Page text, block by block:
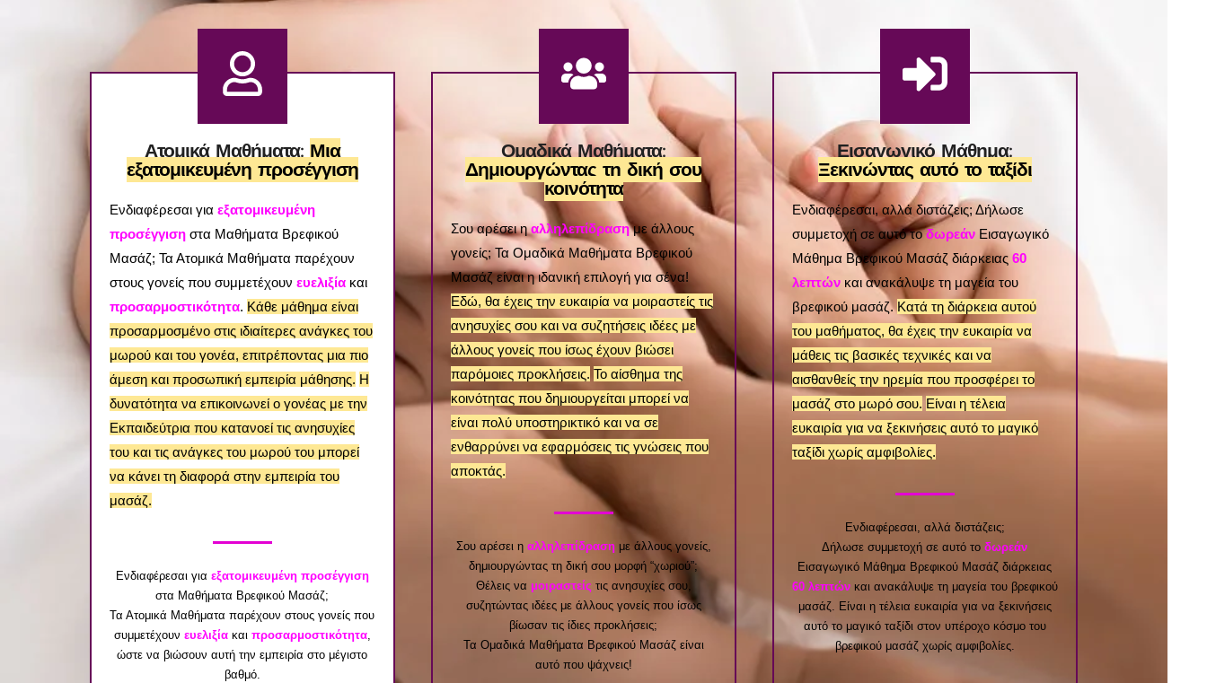
Ατομικά Μαθήματα:Μια
εξατομικευμένη προσέγγιση
Ενδιαφέρεσαι για εξατομικευμένη
προσέγγιση στα Μαθήματα Βρεφικού
Μασάζ; Τα Ατομικά Μαθήματα παρέχουν
στους γονείς που συμμετέχουν ευελιξία και
προσαρμοστικότητα. Κάθε μάθημα είναι
προσαρμοσμένο στις ιδιαίτερες ανάγκες του
μωρού και του γονέα, επιτρέποντας μια πιο
άμεση και προσωπική εμπειρία μάθησης. Η
δυνατότητα να επικοινωνεί ο γονέας με την
Εκπαιδεύτρια που κατανοεί τις ανησυχίες
του και τις ανάγκες του μωρού του μπορεί
να κάνει τη διαφορά στην εμπειρία του
μασάζ.
Ενδιαφέρεσαι για εξατομικευμένη προσέγγιση
στα Μαθήματα Βρεφικού Μασάζ;
Τα Ατομικά Μαθήματα παρέχουν στους γονείς που
συμμετέχουν ευελιξίακαι προσαρμοστικότητα,
ώστε να βιώσουν αυτή την εμπειρία στο μέγιστο
βαθμό.
Ομαδικά Μαθήματα:
Δημιουργώντας τη δική σου
κοινότητα
Σου αρέσει ηαλληλεπίδρασημε άλλους
γονείς; Τα Ομαδικά Μαθήματα Βρεφικού
Μασάζ είναι η ιδανική επιλογή για σένα!
Εδώ, θα έχεις την ευκαιρία να μοιραστείς τις
ανησυχίες σου και να συζητήσεις ιδέες με
άλλους γονείς που ίσως έχουν βιώσει
παρόμοιες προκλήσεις. Το αίσθημα της
κοινότητας που δημιουργείται μπορεί να
είναι πολύ υποστηρικτικό και να σε
ενθαρρύνει να εφαρμόσεις τις γνώσεις που
αποκτάς.
Σου αρέσει η αλληλεπίδρασημε άλλους γονείς,
δημιουργώντας τη δική σου μορφή “χωριού”;
Θέλεις να μοιραστείς τις ανησυχίες σου,
συζητώντας ιδέες με άλλους γονείς που ίσως
βίωσαν τις ίδιες προκλήσεις;
Τα Ομαδικά Μαθήματα Βρεφικού Μασάζ είναι
αυτό που ψάχνεις!
Εισαγωγικό Μάθημα:
Ξεκινώντας αυτό το ταξίδι
Ενδιαφέρεσαι, αλλά διστάζεις; Δήλωσε
συμμετοχή σε αυτό τοδωρεάνΕισαγωγικό
Μάθημα Βρεφικού Μασάζ διάρκειας 60
λεπτών και ανακάλυψε τη μαγεία του
βρεφικού μασάζ.Κατά τη διάρκεια αυτού
του μαθήματος, θα έχεις την ευκαιρία να
μάθεις τις βασικές τεχνικές και να
αισθανθείς την ηρεμία που προσφέρει το
μασάζ στο μωρό σου. Είναι η τέλεια
ευκαιρία για να ξεκινήσεις αυτό το μαγικό
ταξίδι χωρίς αμφιβολίες.
Ενδιαφέρεσαι, αλλά διστάζεις;
Δήλωσε συμμετοχή σε αυτό τοδωρεάν
Εισαγωγικό Μάθημα Βρεφικού Μασάζ διάρκειας
60 λεπτών και ανακάλυψε τη μαγεία του βρεφικού
μασάζ. Είναι η τέλεια ευκαιρία για να ξεκινήσεις
αυτό το μαγικό ταξίδι στον υπέροχο κόσμο του
βρεφικού μασάζ χωρίς αμφιβολίες.